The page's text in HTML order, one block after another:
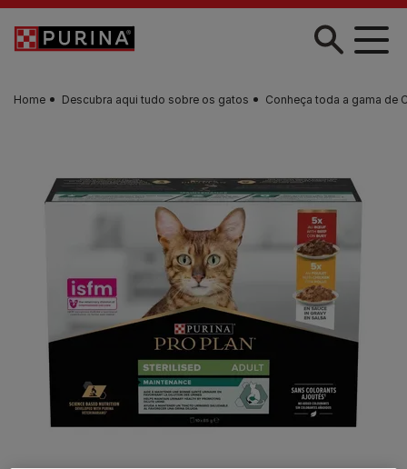
Skip to main content
Home Descubra aqui tudo sobre os gatos Conheça toda a gama de